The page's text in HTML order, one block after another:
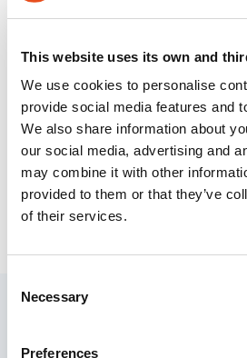
This website uses its own and
We use cookies to personalise
provide social media features and
We also share information about
our social media, advertising and
may combine it with other
provided to them or that they’ve
of their services.
Selection
Necessary
Preferences
Fraud
Define an anti-fraud strategy
organization. Implement and
control,
Read More
Decide4AI